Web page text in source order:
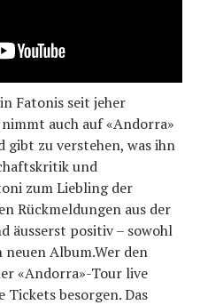
Fatonis seit jeher
auch auf «Andorra»
zu verstehen, was ihn
und
zum Liebling der
Rückmeldungen aus der
äusserst positiv – sowohl
neuen Album.Wer den
«Andorra»-Tour live
Tickets besorgen. Das